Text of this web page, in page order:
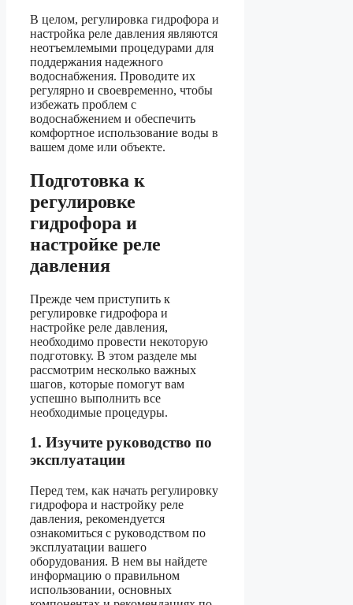
В целом, регулировка гидрофора и
настройка реле давления являются
неотъемлемыми процедурами для
поддержания надежного
водоснабжения. Проводите их
регулярно и своевременно, чтобы
избежать проблем с
водоснабжением и обеспечить
комфортное использование воды в
вашем доме или объекте.
Подготовка к
регулировке
гидрофора и
настройке реле
давления
Прежде чем приступить к
регулировке гидрофора и
настройке реле давления,
необходимо провести некоторую
подготовку. В этом разделе мы
рассмотрим несколько важных
шагов, которые помогут вам
успешно выполнить все
необходимые процедуры.
1. Изучите руководство по
эксплуатации
Перед тем, как начать регулировку
гидрофора и настройку реле
давления, рекомендуется
ознакомиться с руководством по
эксплуатации вашего
оборудования. В нем вы найдете
информацию о правильном
использовании, основных